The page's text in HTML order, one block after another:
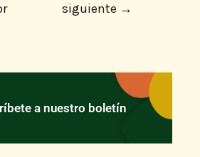
siguiente →
a nuestro boletín